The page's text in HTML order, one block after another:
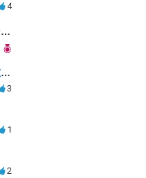
4
採用時の申告ミスと上司のハラスメント、事前対応は？
職場事故での負傷に関する治療費や慰謝料の相談について
3
1
2